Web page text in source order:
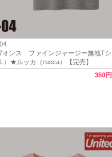
ンス ファインジャージー無地Tシ
）★ルッカ（rucca）【完売】
350